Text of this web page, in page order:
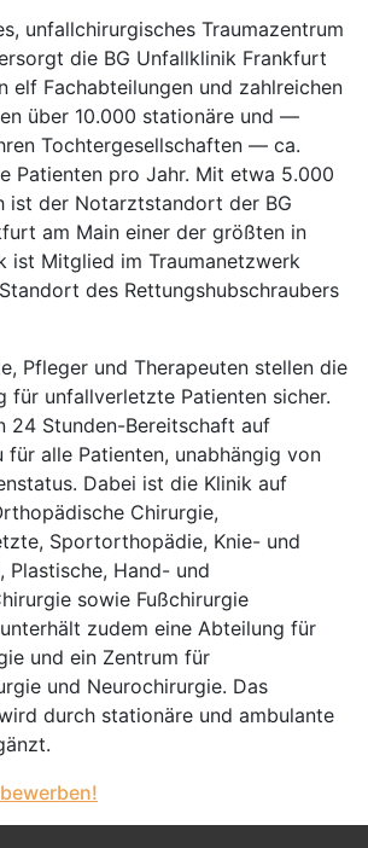
unfallchirurgisches Traumazentrum
die BG Unfallklinik Frankfurt
elf Fachabteilungen und zahlreichen
über 10.000 stationäre und —
Tochtergesellschaften — ca.
Patienten pro Jahr. Mit etwa 5.000
ist der Notarztstandort der BG
am Main einer der größten in
ist Mitglied im Traumanetzwerk
des Rettungshubschraubers
Pfleger und Therapeuten stellen die
für unfallverletzte Patienten sicher.
24 Stunden-Bereitschaft auf
für alle Patienten, unabhängig von
Dabei ist die Klinik auf
Chirurgie,
Sportorthopädie, Knie- und
Plastische, Hand- und
sowie Fußchirurgie
zudem eine Abteilung für
und ein Zentrum für
und Neurochirurgie. Das
durch stationäre und ambulante